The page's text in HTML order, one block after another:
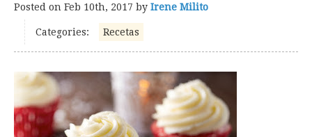
Posted on Feb 10th, 2017 by Irene Milito
Categories: Recetas